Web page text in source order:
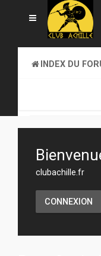
INDEX DU
clubachille.fr
CONNEXION